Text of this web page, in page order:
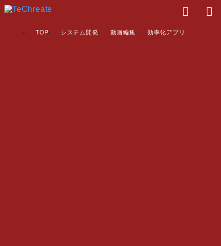
TOP システム開発 動画編集 効率化アプリ